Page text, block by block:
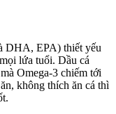
DHA, EPA) thiết yếu
lứa tuổi. Dầu cá
Omega-3 chiếm tới
không thích ăn cá thì